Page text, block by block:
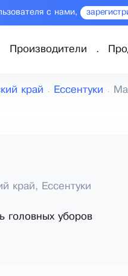
с нами,
Производители
край Ессентуки
край, Ессентуки
головных уборов